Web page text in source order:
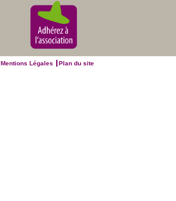
Mentions Légales Plan du site